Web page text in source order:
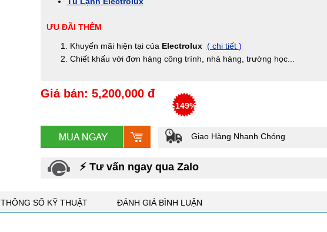
ƯU ĐÃI THÊM
Khuyến mãi hiện tại của Electrolux ( chi tiết )
Chiết khấu với đơn hàng công trình, nhà hàng, trường học...
Giá bán: 5,200,000 đ
-149%
Giao Hàng Nhanh Chóng
⚡ Tư vấn ngay qua Zalo
THÔNG SỐ KỸ THUẬT ĐÁNH GIÁ BÌNH LUẬN